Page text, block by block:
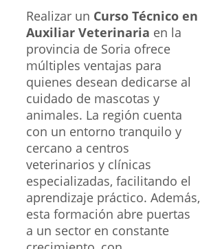
Realizar un Curso Técnico en
Auxiliar Veterinaria en la
provincia de Soria ofrece
múltiples ventajas para
quienes desean dedicarse al
cuidado de mascotas y
animales. La región cuenta
con un entorno tranquilo y
cercano a centros
veterinarios y clínicas
especializadas, facilitando el
aprendizaje práctico. Además,
esta formación abre puertas
a un sector en constante